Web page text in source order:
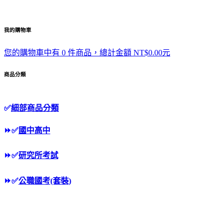
我的購物車
您的購物車中有 0 件商品，總計金額 NT$0.00元
商品分類
✅細部商品分類
⏩✅國中高中
⏩✅研究所考試
⏩✅公職國考(套裝)